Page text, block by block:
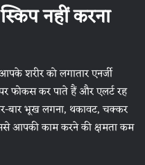
नहीं करना
शरीर को लगातार एनर्जी
फोकस कर पाते हैं और एलर्ट रह
बार भूख लगना, थकावट, चक्कर
आपकी काम करने की क्षमता कम